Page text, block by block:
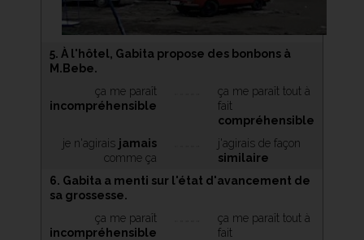
5. À l'hôtel, Gabita propose des bonbons à
M.Bebe.
ça me paraît
incompréhensible
ça me paraît tout à
fait
compréhensible
je n'agirais jamais
comme ça
j'agirais de façon
similaire
6. Gabita a menti sur l'état d'avancement de
sa grossesse.
ça me paraît
incompréhensible
ça me paraît tout à
fait